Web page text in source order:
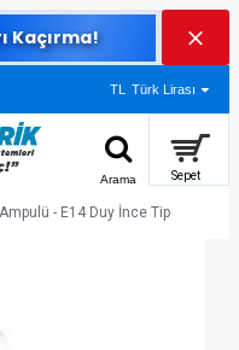
Kaçırma!
TL Türk Lirası
- E14 Duy İnce Tip